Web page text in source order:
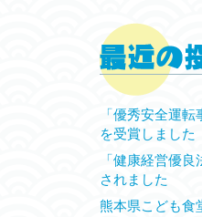
「優秀安全運
を受賞しました
「健康経営優
されました
熊本県こども食